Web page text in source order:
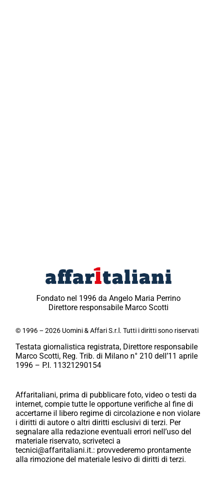
Fondato nel 1996 da Angelo Maria Perrino
Direttore responsabile Marco Scotti
© 1996 – 2026 Uomini & Affari S.r.l. Tutti i diritti sono riservati
Testata giornalistica registrata, Direttore responsabile
Marco Scotti, Reg. Trib. di Milano n° 210 dell’11 aprile
1996 – P.I. 11321290154
Affaritaliani, prima di pubblicare foto, video o testi da
internet, compie tutte le opportune verifiche al fine di
accertarne il libero regime di circolazione e non violare
i diritti di autore o altri diritti esclusivi di terzi. Per
segnalare alla redazione eventuali errori nell’uso del
materiale riservato, scriveteci a
tecnici@affaritaliani.it.: provvederemo prontamente
alla rimozione del materiale lesivo di diritti di terzi.